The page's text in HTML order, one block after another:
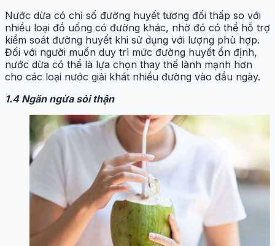
Nước dừa có chỉ số đường huyết tương đối thấp so với
nhiều loại đồ uống có đường khác, nhờ đó có thể hỗ trợ
kiểm soát đường huyết khi sử dụng với lượng phù hợp.
Đối với người muốn duy trì mức đường huyết ổn định,
nước dừa có thể là lựa chọn thay thế lành mạnh hơn
cho các loại nước giải khát nhiều đường vào đầu ngày.
1.4 Ngăn ngừa sỏi thận